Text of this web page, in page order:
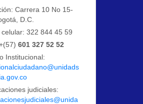
Carrera 10 No 15-
D.C.
322 844 45 59
601 327 52 52
Institucional:
judiciales: